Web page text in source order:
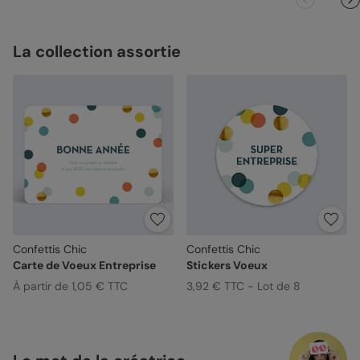
La collection assortie
Confettis Chic
Carte de Voeux Entreprise
À partir de 1,05 € TTC
Confettis Chic
Stickers Voeux
3,92 € TTC - Lot de 8